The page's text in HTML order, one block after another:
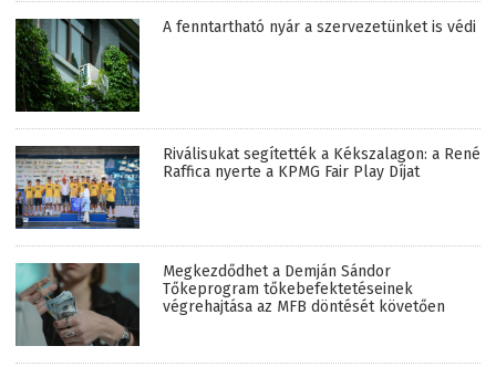
A fenntartható nyár a szervezetünket is védi
Riválisukat segítették a Kékszalagon: a René
Raffica nyerte a KPMG Fair Play Díjat
Megkezdődhet a Demján Sándor
Tőkeprogram tőkebefektetéseinek
végrehajtása az MFB döntését követően